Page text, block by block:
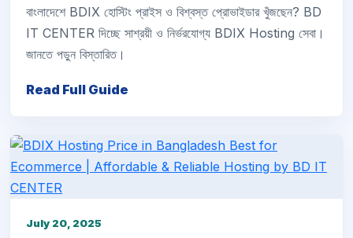
বাংলাদেশে BDIX হোস্টিং প্রাইস ও বিশ্বস্ত প্রোভাইডার খুঁজছেন? BD
IT CENTER দিচ্ছে সাশ্রয়ী ও নির্ভরযোগ্য BDIX Hosting সেবা।
জানতে পড়ুন বিস্তারিত।
Read Full Guide
July 20, 2025